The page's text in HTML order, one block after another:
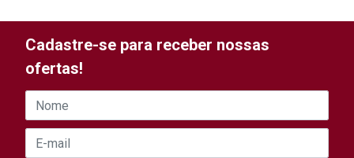
Cadastre-se para receber nossas
ofertas!